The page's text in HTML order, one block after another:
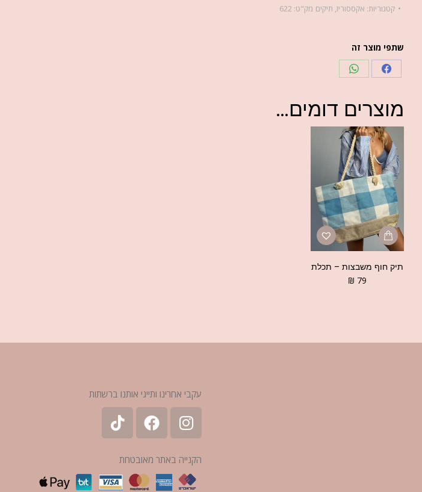
קטגוריות: אקססוריז, תיקים מק"ט: 622
שתפי מוצר זה
מוצרים דומים...
תיק חוף משבצות – תכלת
₪ 79
עקבי אחרינו ותייגי אותנו ברשתות
הקנייה באתר מאובטחת